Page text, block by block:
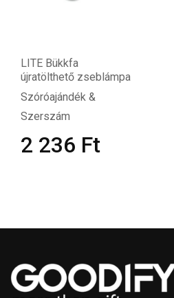
LITE Bükkfa
újratölthető zseblámpa
Szóróajándék &
Szerszám
2 236 Ft